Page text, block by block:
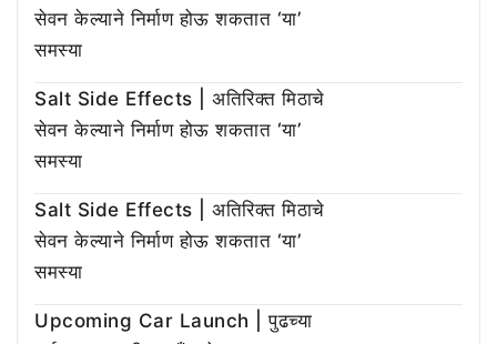
सेवन केल्याने निर्माण होऊ शकतात ‘या’
समस्या
Salt Side Effects | अतिरिक्त मिठाचे
सेवन केल्याने निर्माण होऊ शकतात ‘या’
समस्या
Salt Side Effects | अतिरिक्त मिठाचे
सेवन केल्याने निर्माण होऊ शकतात ‘या’
समस्या
Upcoming Car Launch | पुढच्या